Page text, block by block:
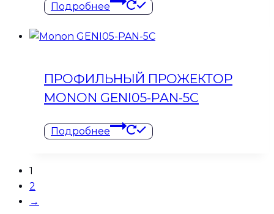
Подробнее
ПРОФИЛЬНЫЙ ПРОЖЕКТОР
MONON GENI05-PAN-5C
Подробнее
1
2
→